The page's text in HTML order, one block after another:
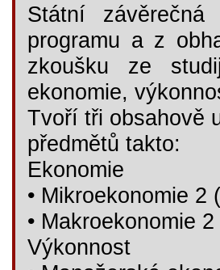
Státní
programu a z
zkoušku ze
ekonomie,
Tvoří tři obsahově
předmětů takto:
Ekonomie
• Mikroekonomie 2
• Makroekonomie
Výkonnost